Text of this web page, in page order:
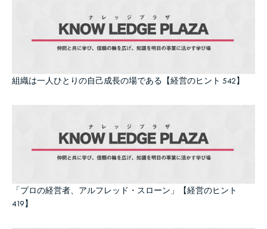
組織は一人ひとりの自己成長の場である【経営のヒント 542】
「プロの経営者、アルフレッド・スローン」【経営のヒント
419】